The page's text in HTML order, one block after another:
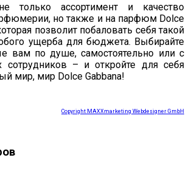
только ассортимент и качество
но также и на парфюм Dolce
позволит побаловать себя такой
ущерба для бюджета. Выбирайте
вам по душе, самостоятельно или с
– и откройте для себя
мир, мир Dolce Gabbana!
Copyright MAXXmarketing Webdesigner GmbH